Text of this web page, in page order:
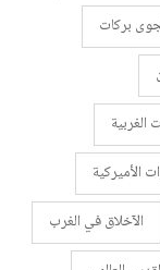
بركات
الغربية
الأميركية
الآخلاق في الغرب